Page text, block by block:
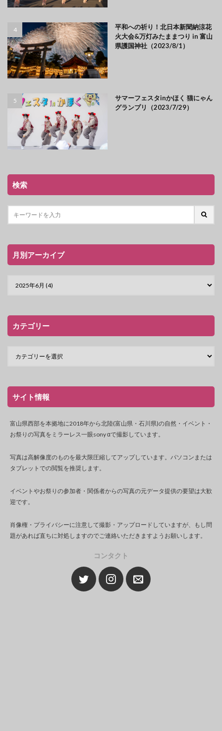
平和への祈り！北日本新聞納涼花
火大会&万灯みたままつり in 富山
県護国神社（2023/8/1）
サマーフェスタinかほく 猫にゃん
グランプリ（2023/7/29）
検索
月別アーカイブ
カテゴリー
サイト情報
富山県西部を本拠地に2018年から北陸(富山県・石川県)の自然・イベント・
お祭りの写真をミラーレス一眼sony αで撮影しています。
写真は高解像度のものを最大限圧縮してアップしています。パソコンまたは
タブレットでの閲覧を推奨します。
イベントやお祭りの参加者・関係者からの写真の元データ提供の要望は大歓
迎です。
肖像権・プライバシーに注意して撮影・アップロードしていますが、もし問
題があれば直ちに対処しますのでご連絡いただきますようお願いします。
コンタクト